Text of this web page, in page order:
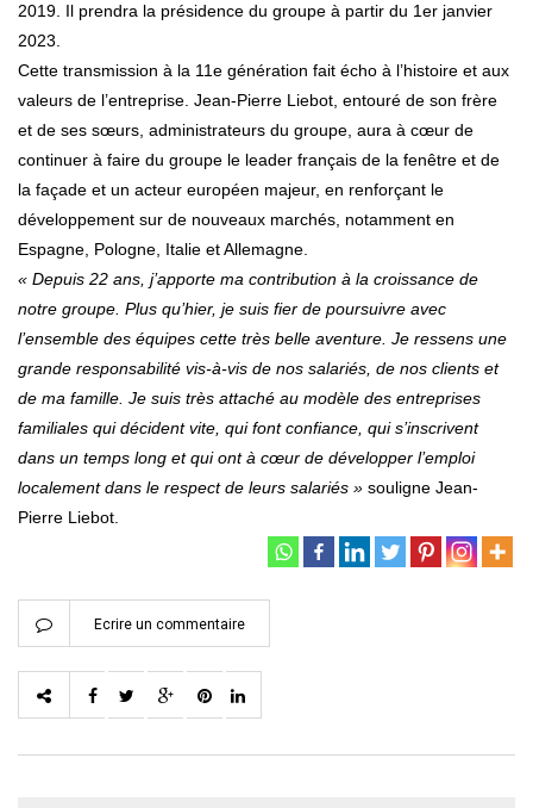
2019. Il prendra la présidence du groupe à partir du 1er janvier
2023.
Cette transmission à la 11e génération fait écho à l’histoire et aux
valeurs de l’entreprise. Jean-Pierre Liebot, entouré de son frère
et de ses sœurs, administrateurs du groupe, aura à cœur de
continuer à faire du groupe le leader français de la fenêtre et de
la façade et un acteur européen majeur, en renforçant le
développement sur de nouveaux marchés, notamment en
Espagne, Pologne, Italie et Allemagne.
« Depuis 22 ans, j’apporte ma contribution à la croissance de
notre groupe. Plus qu’hier, je suis fier de poursuivre avec
l’ensemble des équipes cette très belle aventure. Je ressens une
grande responsabilité vis-à-vis de nos salariés, de nos clients et
de ma famille. Je suis très attaché au modèle des entreprises
familiales qui décident vite, qui font confiance, qui s’inscrivent
dans un temps long et qui ont à cœur de développer l’emploi
localement dans le respect de leurs salariés » souligne Jean-
Pierre Liebot.
Ecrire un commentaire